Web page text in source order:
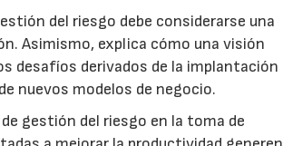
del riesgo debe considerarse una
Asimismo, explica cómo una visión
desafíos derivados de la implantación
nuevos modelos de negocio.
gestión del riesgo en la toma de